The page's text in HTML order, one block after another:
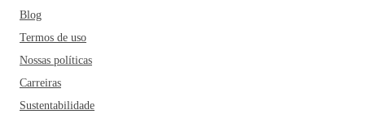
Blog
Termos de uso
Nossas políticas
Carreiras
Sustentabilidade